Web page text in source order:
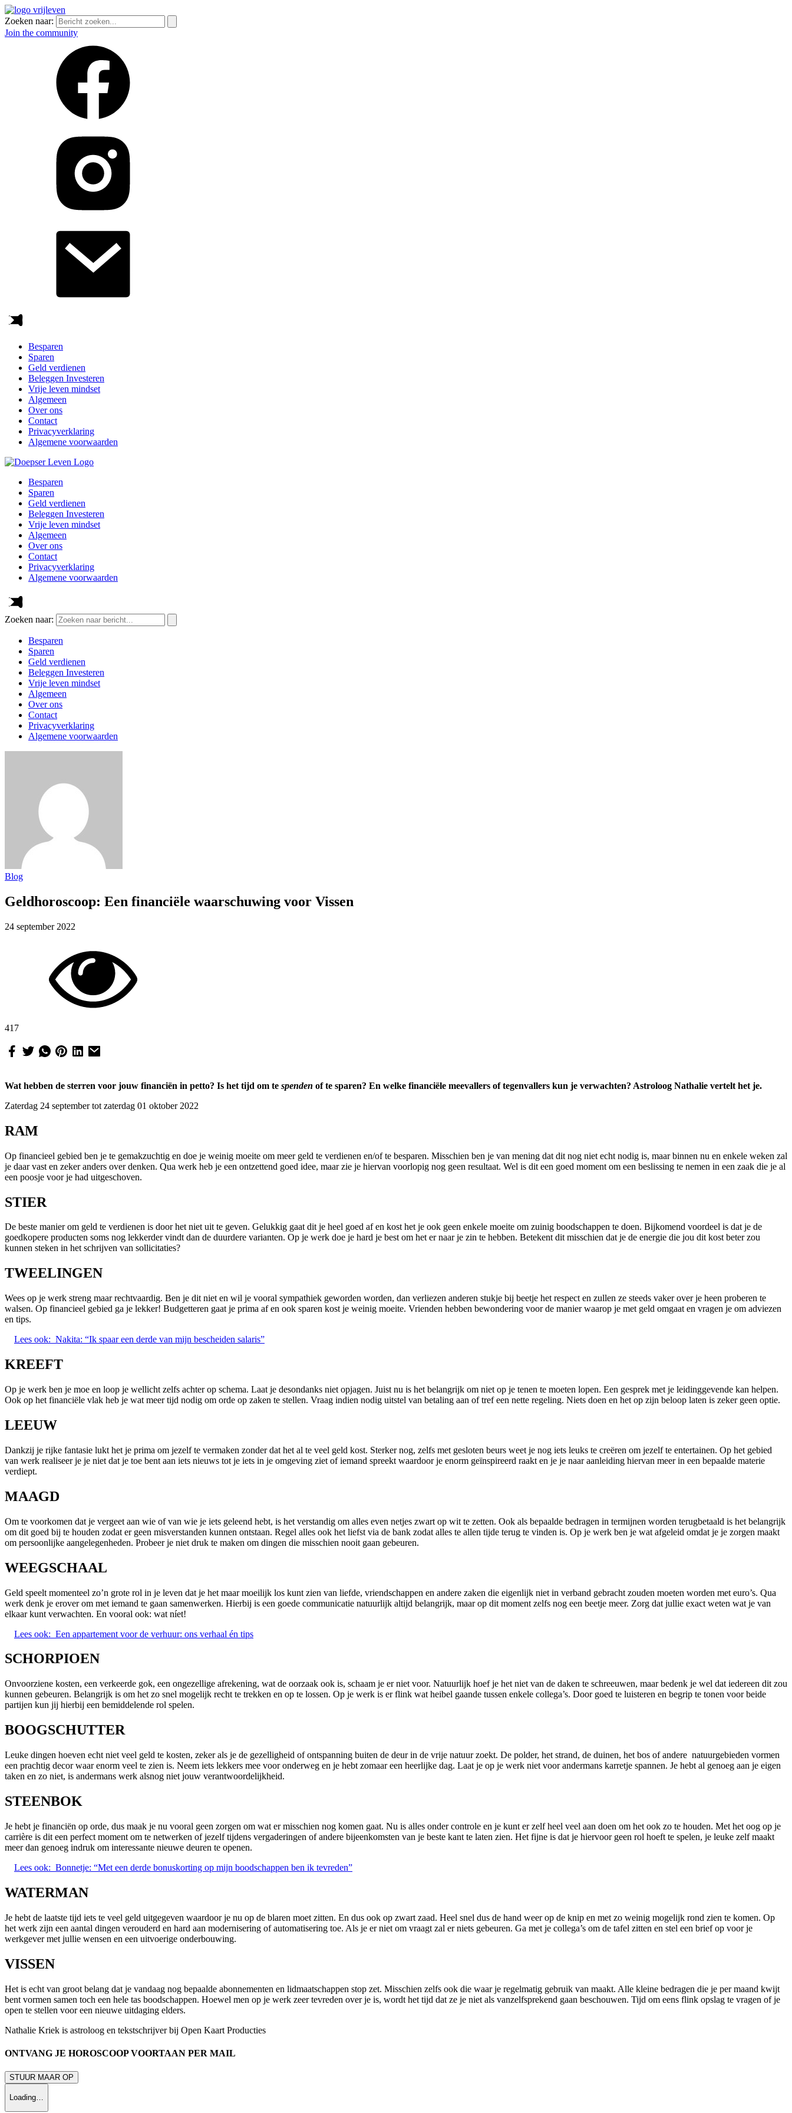
Zoeken naar:
Join the community
Besparen
Sparen
Geld verdienen
Beleggen Investeren
Vrije leven mindset
Algemeen
Over ons
Contact
Privacyverklaring
Algemene voorwaarden
Besparen
Sparen
Geld verdienen
Beleggen Investeren
Vrije leven mindset
Algemeen
Over ons
Contact
Privacyverklaring
Algemene voorwaarden
Zoeken naar:
Besparen
Sparen
Geld verdienen
Beleggen Investeren
Vrije leven mindset
Algemeen
Over ons
Contact
Privacyverklaring
Algemene voorwaarden
Blog
Geldhoroscoop: Een financiële waarschuwing voor Vissen
24 september 2022
417
Wat hebben de sterren voor jouw financiën in petto? Is het tijd om te spenden of te sparen? En welke financiële meevallers of tegenvallers kun je verwachten? Astroloog Nathalie vertelt het je.
Zaterdag 24 september tot zaterdag 01 oktober 2022
RAM
Op financieel gebied ben je te gemakzuchtig en doe je weinig moeite om meer geld te verdienen en/of te besparen. Misschien ben je van mening dat dit nog niet echt nodig is, maar binnen nu en enkele weken zal
je daar vast en zeker anders over denken. Qua werk heb je een ontzettend goed idee, maar zie je hiervan voorlopig nog geen resultaat. Wel is dit een goed moment om een beslissing te nemen in een zaak die je al
een poosje voor je had uitgeschoven.
STIER
De beste manier om geld te verdienen is door het niet uit te geven. Gelukkig gaat dit je heel goed af en kost het je ook geen enkele moeite om zuinig boodschappen te doen. Bijkomend voordeel is dat je de
goedkopere producten soms nog lekkerder vindt dan de duurdere varianten. Op je werk doe je hard je best om het er naar je zin te hebben. Betekent dit misschien dat je de energie die jou dit kost beter zou
kunnen steken in het schrijven van sollicitaties?
TWEELINGEN
Wees op je werk streng maar rechtvaardig. Ben je dit niet en wil je vooral sympathiek geworden worden, dan verliezen anderen stukje bij beetje het respect en zullen ze steeds vaker over je heen proberen te
walsen. Op financieel gebied ga je lekker! Budgetteren gaat je prima af en ook sparen kost je weinig moeite. Vrienden hebben bewondering voor de manier waarop je met geld omgaat en vragen je om adviezen
en tips.
Lees ook: Nakita: “Ik spaar een derde van mijn bescheiden salaris”
KREEFT
Op je werk ben je moe en loop je wellicht zelfs achter op schema. Laat je desondanks niet opjagen. Juist nu is het belangrijk om niet op je tenen te moeten lopen. Een gesprek met je leidinggevende kan helpen.
Ook op het financiële vlak heb je wat meer tijd nodig om orde op zaken te stellen. Vraag indien nodig uitstel van betaling aan of tref een nette regeling. Niets doen en het op zijn beloop laten is zeker geen optie.
LEEUW
Dankzij je rijke fantasie lukt het je prima om jezelf te vermaken zonder dat het al te veel geld kost. Sterker nog, zelfs met gesloten beurs weet je nog iets leuks te creëren om jezelf te entertainen. Op het gebied
van werk realiseer je je niet dat je toe bent aan iets nieuws tot je iets in je omgeving ziet of iemand spreekt waardoor je enorm geïnspireerd raakt en je je naar aanleiding hiervan meer in een bepaalde materie
verdiept.
MAAGD
Om te voorkomen dat je vergeet aan wie of van wie je iets geleend hebt, is het verstandig om alles even netjes zwart op wit te zetten. Ook als bepaalde bedragen in termijnen worden terugbetaald is het belangrijk
om dit goed bij te houden zodat er geen misverstanden kunnen ontstaan. Regel alles ook het liefst via de bank zodat alles te allen tijde terug te vinden is. Op je werk ben je wat afgeleid omdat je je zorgen maakt
om persoonlijke aangelegenheden. Probeer je niet druk te maken om dingen die misschien nooit gaan gebeuren.
WEEGSCHAAL
Geld speelt momenteel zo’n grote rol in je leven dat je het maar moeilijk los kunt zien van liefde, vriendschappen en andere zaken die eigenlijk niet in verband gebracht zouden moeten worden met euro’s. Qua
werk denk je erover om met iemand te gaan samenwerken. Hierbij is een goede communicatie natuurlijk altijd belangrijk, maar op dit moment zelfs nog een beetje meer. Zorg dat jullie exact weten wat je van
elkaar kunt verwachten. En vooral ook: wat níet!
Lees ook: Een appartement voor de verhuur: ons verhaal én tips
SCHORPIOEN
Onvoorziene kosten, een verkeerde gok, een ongezellige afrekening, wat de oorzaak ook is, schaam je er niet voor. Natuurlijk hoef je het niet van de daken te schreeuwen, maar bedenk je wel dat iedereen dit zou
kunnen gebeuren. Belangrijk is om het zo snel mogelijk recht te trekken en op te lossen. Op je werk is er flink wat heibel gaande tussen enkele collega’s. Door goed te luisteren en begrip te tonen voor beide
partijen kun jij hierbij een bemiddelende rol spelen.
BOOGSCHUTTER
Leuke dingen hoeven echt niet veel geld te kosten, zeker als je de gezelligheid of ontspanning buiten de deur in de vrije natuur zoekt. De polder, het strand, de duinen, het bos of andere natuurgebieden vormen
een prachtig decor waar enorm veel te zien is. Neem iets lekkers mee voor onderweg en je hebt zomaar een heerlijke dag. Laat je op je werk niet voor andermans karretje spannen. Je hebt al genoeg aan je eigen
taken en zo niet, is andermans werk alsnog niet jouw verantwoordelijkheid.
STEENBOK
Je hebt je financiën op orde, dus maak je nu vooral geen zorgen om wat er misschien nog komen gaat. Nu is alles onder controle en je kunt er zelf heel veel aan doen om het ook zo te houden. Met het oog op je
carrière is dit een perfect moment om te netwerken of jezelf tijdens vergaderingen of andere bijeenkomsten van je beste kant te laten zien. Het fijne is dat je hiervoor geen rol hoeft te spelen, je leuke zelf maakt
meer dan genoeg indruk om interessante nieuwe deuren te openen.
Lees ook: Bonnetje: “Met een derde bonuskorting op mijn boodschappen ben ik tevreden”
WATERMAN
Je hebt de laatste tijd iets te veel geld uitgegeven waardoor je nu op de blaren moet zitten. En dus ook op zwart zaad. Heel snel dus de hand weer op de knip en met zo weinig mogelijk rond zien te komen. Op
het werk zijn een aantal dingen verouderd en hard aan modernisering of automatisering toe. Als je er niet om vraagt zal er niets gebeuren. Ga met je collega’s om de tafel zitten en stel een brief op voor je
werkgever met jullie wensen en een uitvoerige onderbouwing.
VISSEN
Het is echt van groot belang dat je vandaag nog bepaalde abonnementen en lidmaatschappen stop zet. Misschien zelfs ook die waar je regelmatig gebruik van maakt. Alle kleine bedragen die je per maand kwijt
bent vormen samen toch een hele tas boodschappen. Hoewel men op je werk zeer tevreden over je is, wordt het tijd dat ze je niet als vanzelfsprekend gaan beschouwen. Tijd om eens flink opslag te vragen of je
open te stellen voor een nieuwe uitdaging elders.
Nathalie Kriek is astroloog en tekstschrijver bij Open Kaart Producties
ONTVANG JE HOROSCOOP VOORTAAN PER MAIL
STUUR MAAR OP
Loading…